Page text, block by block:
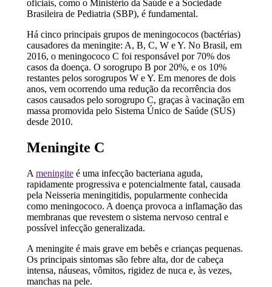
oficiais, como o Ministério da Saúde e a Sociedade
Brasileira de Pediatria (SBP), é fundamental.
Há cinco principais grupos de meningococos (bactérias)
causadores da meningite: A, B, C, W e Y. No Brasil, em
2016, o meningococo C foi responsável por 70% dos
casos da doença. O sorogrupo B por 20%, e os 10%
restantes pelos sorogrupos W e Y. Em menores de dois
anos, vem ocorrendo uma redução da recorrência dos
casos causados pelo sorogrupo C, graças à vacinação em
massa promovida pelo Sistema Único de Saúde (SUS)
desde 2010.
Meningite C
A meningiteé uma infecção bacteriana aguda,
rapidamente progressiva e potencialmente fatal, causada
pela Neisseria meningitidis, popularmente conhecida
como meningococo. A doença provoca a inflamação das
membranas que revestem o sistema nervoso central e
possível infecção generalizada.
A meningite é mais grave em bebês e crianças pequenas.
Os principais sintomas são febre alta, dor de cabeça
intensa, náuseas, vômitos, rigidez de nuca e, às vezes,
manchas na pele.